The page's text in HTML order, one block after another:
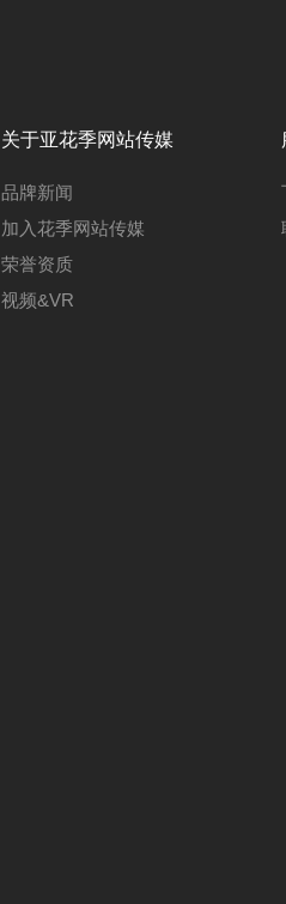
关于亚花季网站传媒
品牌新闻
加入花季网站传媒
荣誉资质
视频&VR